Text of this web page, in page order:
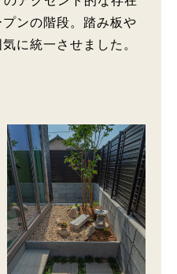
ンの階段。踏み板や
に統一させました。